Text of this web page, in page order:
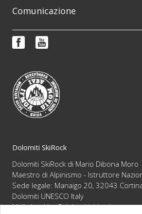
Catalogo escursioni
Prenotazioni e informazioni
FAQ
Comunicazione
Reportage
Dolomiti SkiRock
Dolomiti SkiRock di Mario Dibona Moro
Maestro di Alpinismo - Istruttore
Sede legale: Manaigo 20, 32043
Dolomiti UNESCO Italy
Mail :booking@dolomitiskirock.com